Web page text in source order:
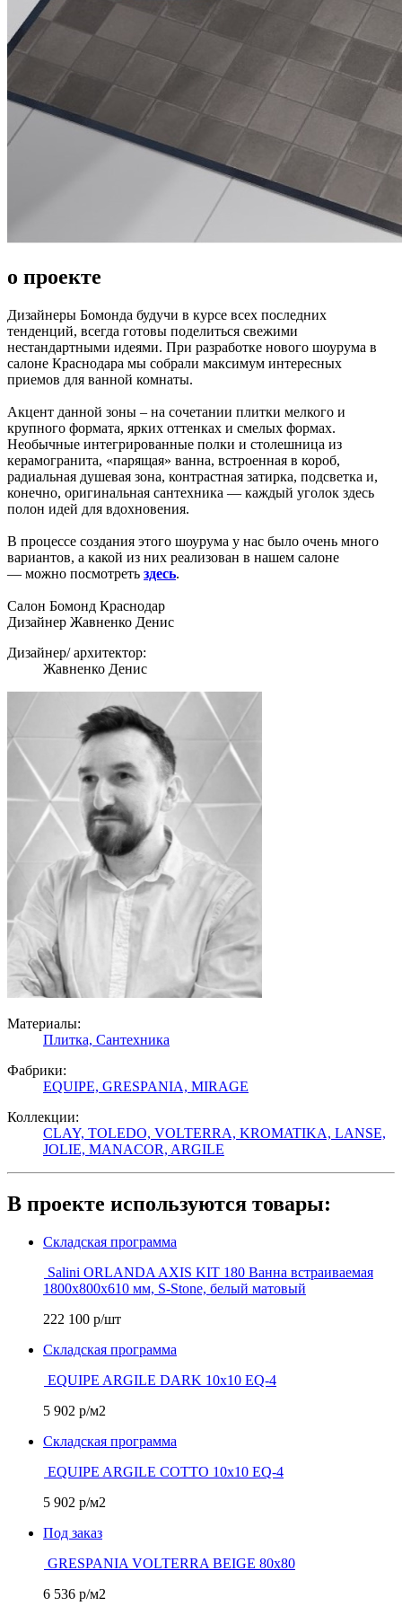
о проекте
Дизайнеры Бомонда будучи в курсе всех последних
тенденций, всегда готовы поделиться свежими
нестандартными идеями. При разработке нового шоурума в
салоне Краснодара мы собрали максимум интересных
приемов для ванной комнаты.
Акцент данной зоны – на сочетании плитки мелкого и
крупного формата, ярких оттенках и смелых формах.
Необычные интегрированные полки и столешница из
керамогранита, «парящая» ванна, встроенная в короб,
радиальная душевая зона, контрастная затирка, подсветка и,
конечно, оригинальная сантехника — каждый уголок здесь
полон идей для вдохновения.
В процессе создания этого шоурума у нас было очень много
вариантов, а какой из них реализован в нашем салоне
— можно посмотреть здесь.
Салон Бомонд Краснодар
Дизайнер Жавненко Денис
Дизайнер/ архитектор:
Жавненко Денис
Материалы:
Плитка, Сантехника
Фабрики:
EQUIPE, GRESPANIA, MIRAGE
Коллекции:
CLAY, TOLEDO, VOLTERRA, KROMATIKA, LANSE,
JOLIE, MANACOR, ARGILE
В проекте используются товары:
Складская программа
Salini ORLANDA AXIS KIT 180 Ванна встраиваемая
1800х800х610 мм, S-Stone, белый матовый
222 100 р/шт
Складская программа
EQUIPE ARGILE DARK 10х10 EQ-4
5 902 р/м2
Складская программа
EQUIPE ARGILE COTTO 10х10 EQ-4
5 902 р/м2
Под заказ
GRESPANIA VOLTERRA BEIGE 80х80
6 536 р/м2